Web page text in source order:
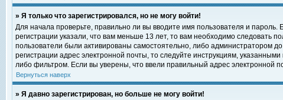
» Я только что зарегистрировался, но не могу войти!
Для начала проверьте, правильно ли вы вводите имя пользователя и
регистрации указали, что вам меньше 13 лет, то вам необходимо следовать
пользователи были активированы самостоятельно, либо администратором
регистрации адрес электронной почты, то следуйте инструкциям,
либо фильтром. Если вы уверены, что ввели правильный адрес электронной
Вернуться наверх
» Я давно зарегистрирован, но больше не могу войти!